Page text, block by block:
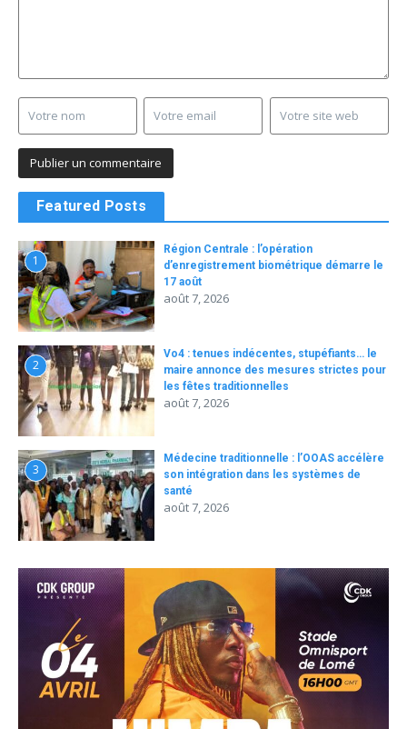
Featured Posts
1
Région Centrale : l’opération
d’enregistrement biométrique démarre le
17 août
août 7, 2026
2
Vo4 : tenues indécentes, stupéfiants… le
maire annonce des mesures strictes pour
les fêtes traditionnelles
août 7, 2026
3
Médecine traditionnelle : l’OOAS accélère
son intégration dans les systèmes de
santé
août 7, 2026